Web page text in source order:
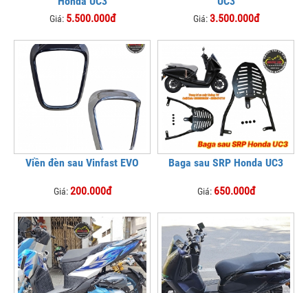
Giá: 5.500.000đ Giá:3.500.000đ
Viền đèn sau Vinfast EVO
Giá:200.000đ
Baga sau SRP Honda UC3
Giá: 650.000đ